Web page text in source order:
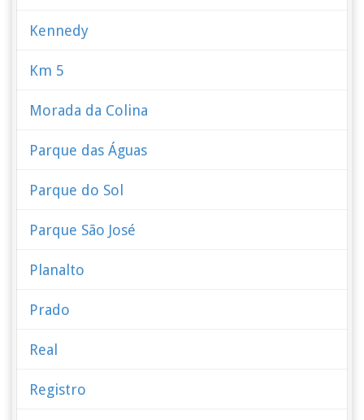
Kennedy
Km 5
Morada da Colina
Parque das Águas
Parque do Sol
Parque São José
Planalto
Prado
Real
Registro